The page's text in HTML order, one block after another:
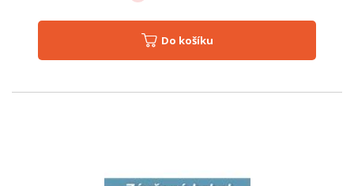
Do košíku